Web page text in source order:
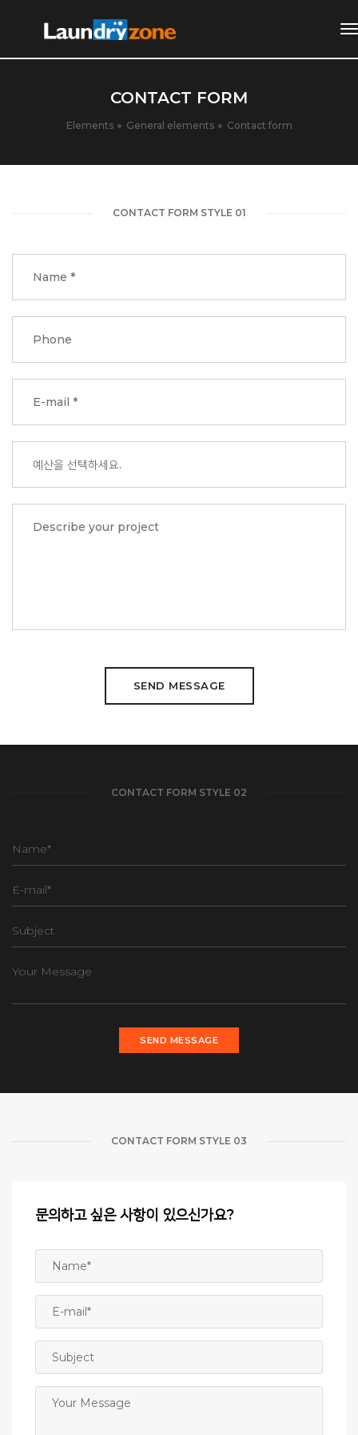
CONTACT FORM
Elements General elements Contact form
CONTACT FORM STYLE 01
SEND MESSAGE
CONTACT FORM STYLE 02
SEND MESSAGE
CONTACT FORM STYLE 03
문의하고 싶은 사항이 있으신가요?